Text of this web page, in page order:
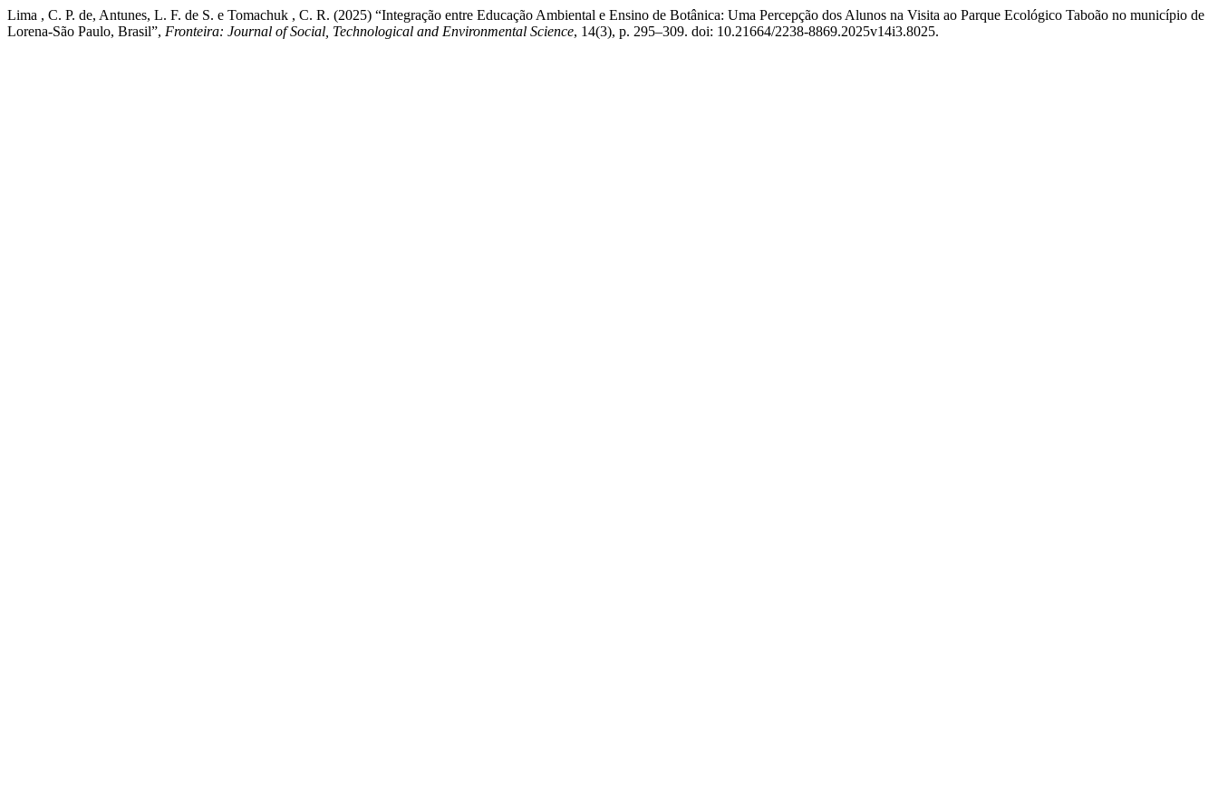
Lima , C. P. de, Antunes, L. F. de S. e Tomachuk , C. R. (2025) “Integração entre Educação Ambiental e Ensino de Botânica: Uma Percepção dos Alunos na Visita ao Parque Ecológico Taboão no município de
Lorena-São Paulo, Brasil”, Fronteira: Journal of Social, Technological and Environmental Science, 14(3), p. 295–309. doi: 10.21664/2238-8869.2025v14i3.8025.